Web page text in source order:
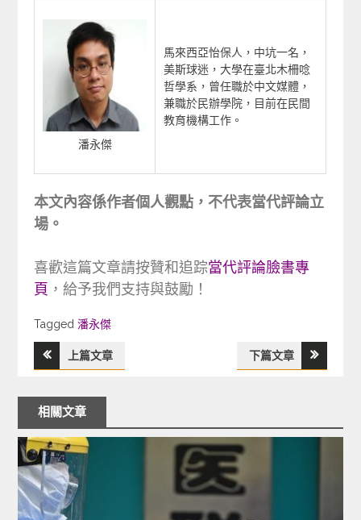
潘永傑
馬來西亞怡保人，中坑一名，
美斯球迷，大學在臺北木柵唸
哲學系，曾任職於中文媒體，
兼職於民辦學院，目前在民間
教育機構工作。
本文內容係作者個人觀點，不代表當代評論立
場。
喜歡這篇文章請按贊和追踪當代評論臉書專
頁 ，給予我們支持與鼓勵！
Tagged
Tagged潘永傑
文
章
導
覽
上篇文章 下篇文章
相關文章